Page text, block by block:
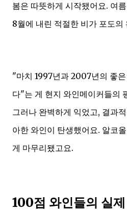
봄은 따뜻하게 시작됐어요. 여
8월에 내린 적절한 비가 포도의
"마치 1997년과 2007년의 좋
다"는 게 현지 와인메이커들의
그러나 완벽하게 익었고, 결과
아한 와인이 탄생했어요. 알코
게 마무리됐고요.
100점 와인들의 실